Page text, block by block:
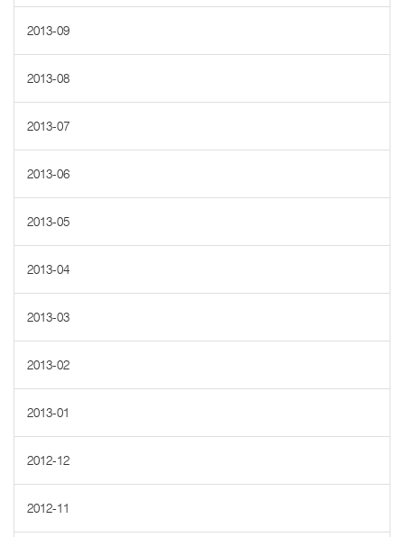
2013-09
2013-08
2013-07
2013-06
2013-05
2013-04
2013-03
2013-02
2013-01
2012-12
2012-11